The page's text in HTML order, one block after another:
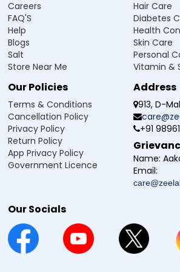
Sunil Mourya
Review
Good tablets
5 on May 18, 2025
Review
Excellent Zinc tablet for every person.
5 on Feb 05, 2024
user satisfaction
using this medicine for couple of months and it
Careers
FAQ'S
Help
Blogs
Salt
Store Near Me
Hair Care
Diabetes
Health
Skin Care
Personal
Vitamin &
Our Policies
Terms & Conditions
Cancellation Policy
Privacy Policy
Return Policy
App Privacy Policy
Government Licence
Address
913, D-
+91
Name:
Email:
Our Socials